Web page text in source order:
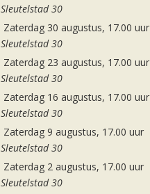
Sleutelstad 30
Zaterdag 30 augustus, 17.00 uur
Sleutelstad 30
Zaterdag 23 augustus, 17.00 uur
Sleutelstad 30
Zaterdag 16 augustus, 17.00 uur
Sleutelstad 30
Zaterdag 9 augustus, 17.00 uur
Sleutelstad 30
Zaterdag 2 augustus, 17.00 uur
Sleutelstad 30